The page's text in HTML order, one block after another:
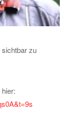
sichtbar zu